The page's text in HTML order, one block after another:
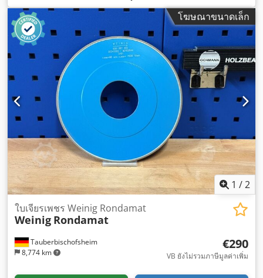
โฆษณาขนาดเล็ก
1 /2
Tauberbischofsheim
8,774 km
ใบเจียรเพชร Weinig Rondamat
Weinig Rondamat
€290
VB ยังไม่รวมภาษีมูลค่าเพิ่ม